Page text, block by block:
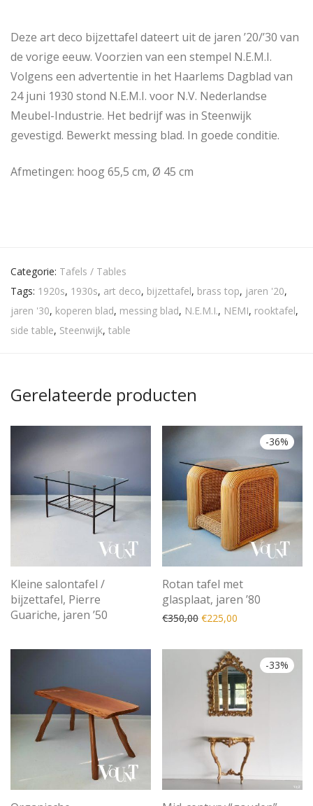
Deze art deco bijzettafel dateert uit de jaren ’20/’30 van
de vorige eeuw. Voorzien van een stempel N.E.M.I.
Volgens een advertentie in het Haarlems Dagblad van
24 juni 1930 stond N.E.M.I. voor N.V. Nederlandse
Meubel-Industrie. Het bedrijf was in Steenwijk
gevestigd. Bewerkt messing blad. In goede conditie.
Afmetingen: hoog 65,5 cm, Ø 45 cm
Categorie: Tafels / Tables
Tags: 1920s, 1930s, art deco, bijzettafel, brass top, jaren '20,
jaren '30, koperen blad, messing blad, N.E.M.I., NEMI, rooktafel,
side table, Steenwijk, table
Gerelateerde producten
Kleine salontafel /
bijzettafel, Pierre
Guariche, jaren ’50
-36%
Rotan tafel met
glasplaat, jaren ’80
€350,00 Oorspronkelijke prijs
€225,00
-33%